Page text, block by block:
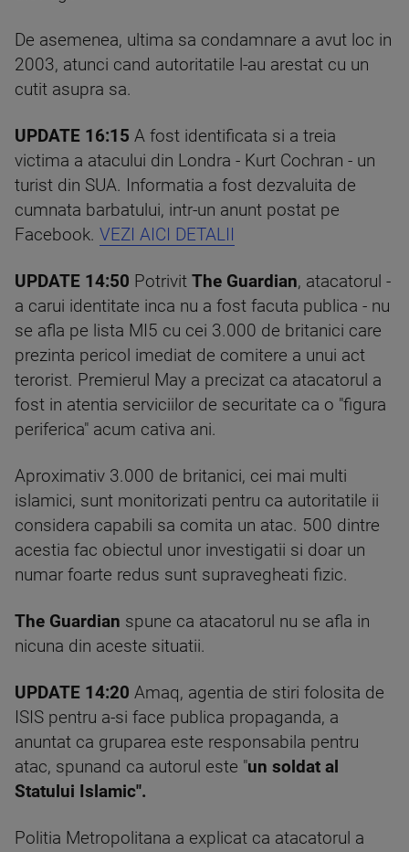
De asemenea, ultima sa condamnare a avut loc in
2003, atunci cand autoritatile l-au arestat cu un
cutit asupra sa.
UPDATE 16:15 A fost identificata si a treia
victima a atacului din Londra - Kurt Cochran - un
turist din SUA. Informatia a fost dezvaluita de
cumnata barbatului, intr-un anunt postat pe
Facebook. VEZI AICI DETALII
UPDATE 14:50 Potrivit The Guardian, atacatorul -
a carui identitate inca nu a fost facuta publica - nu
se afla pe lista MI5 cu cei 3.000 de britanici care
prezinta pericol imediat de comitere a unui act
terorist. Premierul May a precizat ca atacatorul a
fost in atentia serviciilor de securitate ca o "figura
periferica" acum cativa ani.
Aproximativ 3.000 de britanici, cei mai multi
islamici, sunt monitorizati pentru ca autoritatile ii
considera capabili sa comita un atac. 500 dintre
acestia fac obiectul unor investigatii si doar un
numar foarte redus sunt supravegheati fizic.
The Guardian spune ca atacatorul nu se afla in
nicuna din aceste situatii.
UPDATE 14:20 Amaq, agentia de stiri folosita de
ISIS pentru a-si face publica propaganda, a
anuntat ca gruparea este responsabila pentru
atac, spunand ca autorul este "un soldat al
Statului Islamic".
Politia Metropolitana a explicat ca atacatorul a